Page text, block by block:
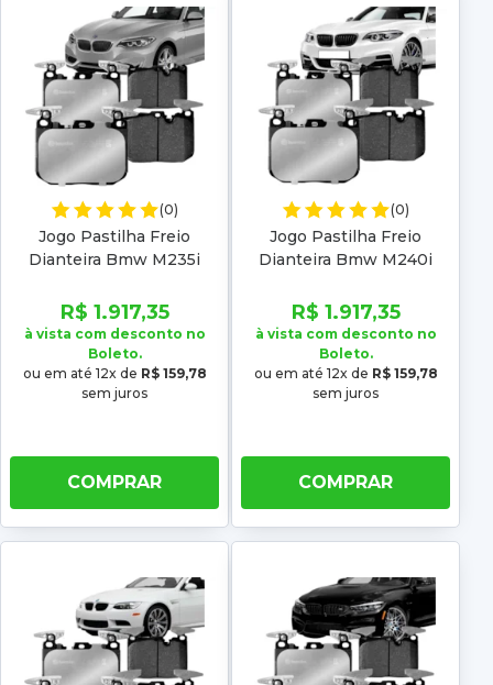
(0)
Jogo Pastilha Freio
Dianteira Bmw M235i
R$ 1.917,35
à vista com desconto no
Boleto.
ou em até 12x de R$ 159,78
sem juros
COMPRAR
(0)
Jogo Pastilha Freio
Dianteira Bmw M240i
R$ 1.917,35
à vista com desconto no
Boleto.
ou em até 12x de R$ 159,78
sem juros
COMPRAR